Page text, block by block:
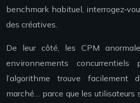
benchmark habituel,
des créatives.
De leur côté, les CPM
environnements concurrentiels
l’algorithme trouve facilement
marché… parce que les utilisateurs